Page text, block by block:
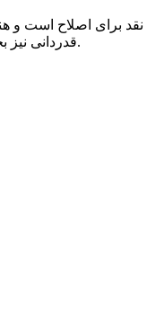
نقد برای اصلاح است و
قدردانی نیز بخشی از مسئولیت حرفه‌ای رسانه‌هاست.